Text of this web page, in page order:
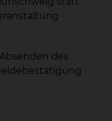
des